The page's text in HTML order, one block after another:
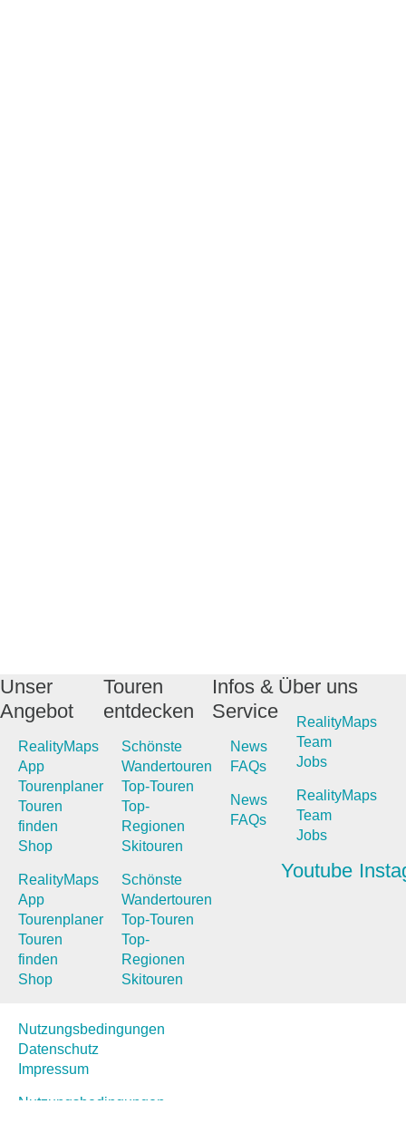
Unser
Angebot
RealityMaps
App
Tourenplaner
Touren
finden
Shop
RealityMaps
App
Tourenplaner
Touren
finden
Shop
Touren
entdecken
Schönste
Wandertouren
Top-Touren
Top-
Regionen
Skitouren
Schönste
Wandertouren
Top-Touren
Top-
Regionen
Skitouren
Infos &
Service
News
FAQs
News
FAQs
Über uns
RealityMaps
Team
Jobs
RealityMaps
Team
Jobs
Youtube
Nutzungsbedingungen
Datenschutz
Impressum
Nutzungsbedingungen